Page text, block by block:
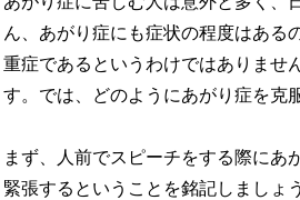
ん、あがり症にも症状の程度はある
重症であるというわけではありませ
す。では、どのようにあがり症を克
まず、人前でスピーチをする際にあ
緊張するということを銘記しましょ